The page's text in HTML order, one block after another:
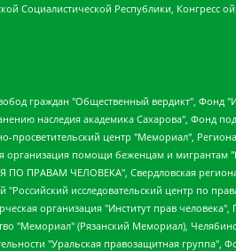
Социалистической Республики, Конгресс
с ограниченной ответственностью "ЖУРНАЛИСТ-ИНОСТРАННЫЙ АГЕНТ", Арапова Галина Юрьевна, Вольтская Татьяна Анатольевна, Американская компания "Mason G.E.S. Anonymous Foundation" (США), являющаяся владельцем интернет-издания https://mnews.world/, Компания "Stichting Bellingcat", зарегистрированная в Нидерландах (дата регистрации 11.07.2018), Захаров Андрей Вячеславович, Клепиковская Екатерина Дмитриевна, Общество с ограниченной ответственностью "МЕМО", Перл Роман Александрович, Симонов Евгений Алексеевич, Соловьева Елена Анатольевна, Сотников Даниил Владимирович, Сурначева Елизавета Дмитриевна, Автономная некоммерческая организация по защите прав человека и информированию населения "Якутия – Наше Мнение", Общество с ограниченной ответственностью "Москоу диджитал медиа", с 26.01.2023 Общество с ограниченной ответственностью "Чайка Белые сады", Ветошкина Валерия Валерьевна, Заговора Максим Александрович, Межрегиональное общественное движение "Российская ЛГБТ - сеть", Оленичев Максим Владимирович, Павлов Иван Юрьевич, Скворцова Елена Сергеевна, Общество с ограниченной ответственностью "Как бы инагент", Кочетков Игорь Викторович, Общество с ограниченной ответственностью "Честные выборы", Еланчик Олег Александрович, Общество с ограниченной ответственностью "Нобелевский призыв", Гималова Регина Эмилевна, Григорьев Андрей Валерьевич, Григорьева Алина Александровна, Ассоциация по содействию защите прав призывников, альтернативнослужащих и военнослужащих "Правозащитная группа "Гражданин.Армия.Право", Хисамова Регина Фаритовна, Автономная некоммерческая организация по реализации социально-правовых программ "Лилит", Дальневосточное общественное движение "Маяк", Санкт-Петербургская ЛГБТ-инициативная группа "Выход", Инициативная группа ЛГБТ+ "Реверс", Алексеев Андрей Викторович, Бекбулатова Таисия Львовна, Беляев Иван Михайлович, Владыкина Елена Сергеевна, Гельман Марат Александрович,